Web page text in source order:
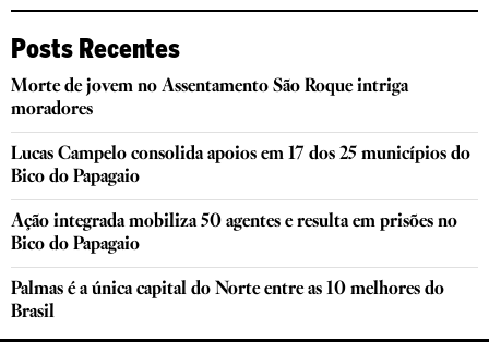
Posts Recentes
Morte de jovem no Assentamento São Roque intriga
moradores
Lucas Campelo consolida apoios em 17 dos 25 municípios do
Bico do Papagaio
Ação integrada mobiliza 50 agentes e resulta em prisões no
Bico do Papagaio
Palmas é a única capital do Norte entre as 10 melhores do
Brasil